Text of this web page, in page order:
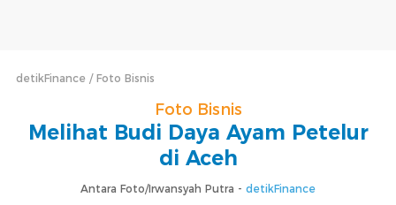
detikFinance Foto Bisnis
Foto Bisnis
Melihat Budi Daya Ayam Petelur
di Aceh
Antara Foto/Irwansyah Putra - detikFinance